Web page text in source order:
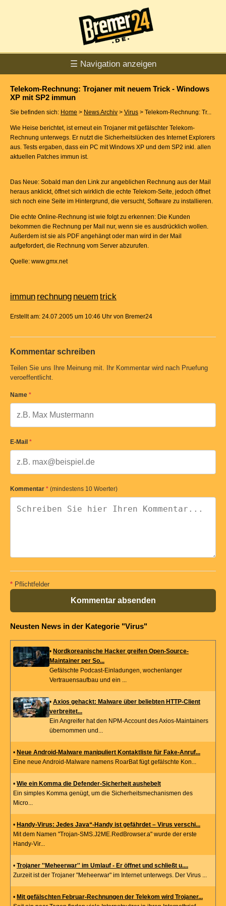
☰ Navigation anzeigen
Telekom-Rechnung: Trojaner mit neuem Trick - Windows
XP mit SP2 immun
Sie befinden sich: Home > News Archiv > Virus > Telekom-Rechnung: Tr...
Wie Heise berichtet, ist erneut ein Trojaner mit gefälschter Telekom-
Rechnung unterwegs. Er nutzt die Sicherheitslücken des Internet Explorers
aus. Tests ergaben, dass ein PC mit Windows XP und dem SP2 inkl. allen
aktuellen Patches immun ist.
Das Neue: Sobald man den Link zur angeblichen Rechnung aus der Mail
heraus anklickt, öffnet sich wirklich die echte Telekom-Seite, jedoch öffnet
sich noch eine Seite im Hintergrund, die versucht, Software zu installieren.
Die echte Online-Rechnung ist wie folgt zu erkennen: Die Kunden
bekommen die Rechnung per Mail nur, wenn sie es ausdrücklich wollen.
Außerdem ist sie als PDF angehängt oder man wird in der Mail
aufgefordert, die Rechnung vom Server abzurufen.
Quelle: www.gmx.net
immun rechnung neuem trick
Erstellt am: 24.07.2005 um 10:46 Uhr von Bremer24
Kommentar schreiben
Teilen Sie uns Ihre Meinung mit. Ihr Kommentar wird nach Pruefung
veroeffentlicht.
Name *
E-Mail *
Kommentar * (mindestens 10 Woerter)
* Pflichtfelder
Kommentar absenden
Neusten News in der Kategorie "Virus"
• Nordkoreanische Hacker greifen Open-Source-
Maintainer per So...
Gefälschte Podcast-Einladungen, wochenlanger
Vertrauensaufbau und ein ...
• Axios gehackt: Malware über beliebten HTTP-Client
verbreitet...
Ein Angreifer hat den NPM-Account des Axios-Maintainers
übernommen und...
• Neue Android-Malware manipuliert Kontaktliste für Fake-Anruf...
Eine neue Android-Malware namens RoarBat fügt gefälschte Kon...
• Wie ein Komma die Defender-Sicherheit aushebelt
Ein simples Komma genügt, um die Sicherheitsmechanismen des
Micro...
• Handy-Virus: Jedes Java“-Handy ist gefährdet – Virus verschi...
Mit dem Namen "Trojan-SMS.J2ME.RedBrowser.a" wurde der erste
Handy-Vir...
• Trojaner ''Meheerwar'' im Umlauf - Er öffnet und schließt u....
Zurzeit ist der Trojaner "Meheerwar" im Internet unterwegs. Der Virus ...
• Mit gefälschten Februar-Rechnungen der Telekom wird Trojaner...